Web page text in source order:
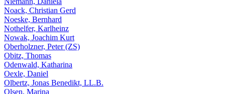
Noack, Christian Gerd
Noeske, Bernhard
Nothelfer, Karlheinz
Nowak, Joachim Kurt
Oberholzner, Peter (ZS)
Obitz, Thomas
Odenwald, Katharina
Oexle, Daniel
Olbertz, Jonas Benedikt, LL.B.
Olsen, Marina